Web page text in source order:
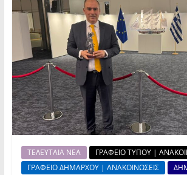
ΤΕΛΕΥΤΑΙΑ ΝΕΑ
ΓΡΑΦΕΙΟ ΤΥΠΟΥ |
ΓΡΑΦΕΙΟ ΔΗΜΑΡΧΟΥ | ΑΝΑΚΟΙΝΩΣΕΙΣ